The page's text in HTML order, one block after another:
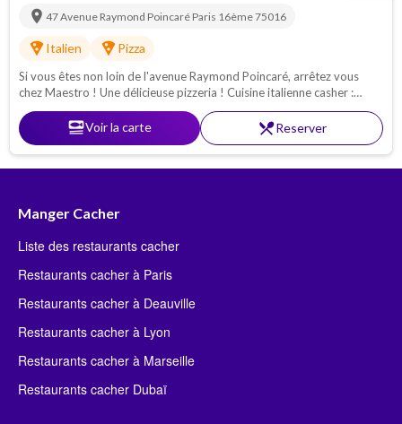
location_on 47 Avenue Raymond Poincaré Paris 16ème75016
local_pizzaItalien local_pizzaPizza
Si vous êtes non loin de l'avenue Raymond Poincaré, arrêtez vous
chez Maestro ! Une délicieuse pizzeria ! Cuisine italienne casher :
Pâtes - pizzas - antipasti. Proche de la Porte Maillot
set_mealVoir la carte restaurant_menuReserver
Manger Cacher
Liste des restaurants cacher
Restaurants cacher à Paris
Restaurants cacher à Deauville
Restaurants cacher à Lyon
Restaurants cacher à Marseille
Restaurants cacher Dubaï